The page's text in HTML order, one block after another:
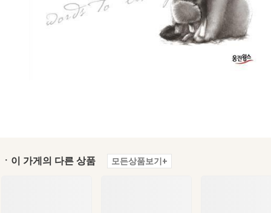
ㆍ이 가게의 다른 상품 모든상품보기+